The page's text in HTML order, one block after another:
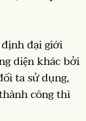
đại giới
diện khác bởi
ta sử dụng,
công thì